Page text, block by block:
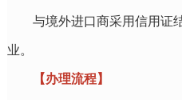
与境外进口商采用信用证
业。
【办理流程】